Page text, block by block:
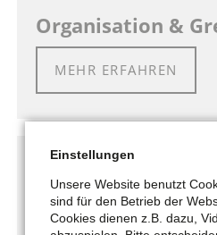
Organisation &
MEHR ERFAHREN
Einstellungen
Unsere Website benutzt
sind für den Betrieb der
Cookies dienen z.B. dazu,